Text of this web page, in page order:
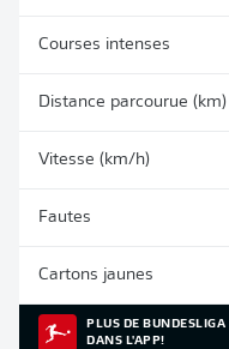
Courses intenses
Distance parcourue (km)
Vitesse (km/h)
Fautes
Cartons jaunes
PLUS DE BUNDESLIGA
DANS L'APP!